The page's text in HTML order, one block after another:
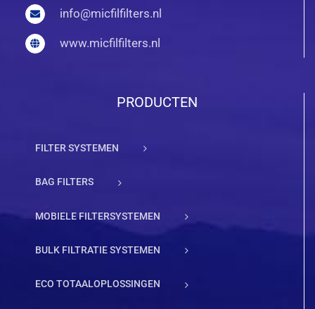
info@micfilfilters.nl
www.micfilfilters.nl
PRODUCTEN
FILTER SYSTEMEN
BAG FILTERS
MOBIELE FILTERSYSTEMEN
BULK FILTRATIE SYSTEMEN
ECO TOTAALOPLOSSINGEN